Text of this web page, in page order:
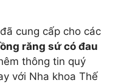
cung cấp cho các
răng sứ có đau
thông tin quý
với Nha khoa Thế